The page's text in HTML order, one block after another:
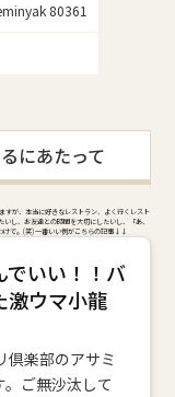
80361
にあたって
すが、本当に好きなレストラン、よく行くレスト
し、お友達との時間を大切にしたいし、「あ、
けで。(笑) 一番いい例がこちらの記事↓↓
でいい！！バ
激ウマ小龍
倶楽部のアサミ
ご無沙汰して